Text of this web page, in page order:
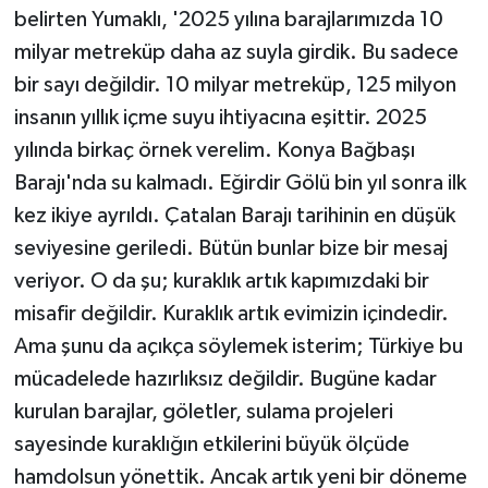
belirten Yumaklı, '2025 yılına barajlarımızda 10
milyar metreküp daha az suyla girdik. Bu sadece
bir sayı değildir. 10 milyar metreküp, 125 milyon
insanın yıllık içme suyu ihtiyacına eşittir. 2025
yılında birkaç örnek verelim. Konya Bağbaşı
Barajı'nda su kalmadı. Eğirdir Gölü bin yıl sonra ilk
kez ikiye ayrıldı. Çatalan Barajı tarihinin en düşük
seviyesine geriledi. Bütün bunlar bize bir mesaj
veriyor. O da şu; kuraklık artık kapımızdaki bir
misafir değildir. Kuraklık artık evimizin içindedir.
Ama şunu da açıkça söylemek isterim; Türkiye bu
mücadelede hazırlıksız değildir. Bugüne kadar
kurulan barajlar, göletler, sulama projeleri
sayesinde kuraklığın etkilerini büyük ölçüde
hamdolsun yönettik. Ancak artık yeni bir döneme